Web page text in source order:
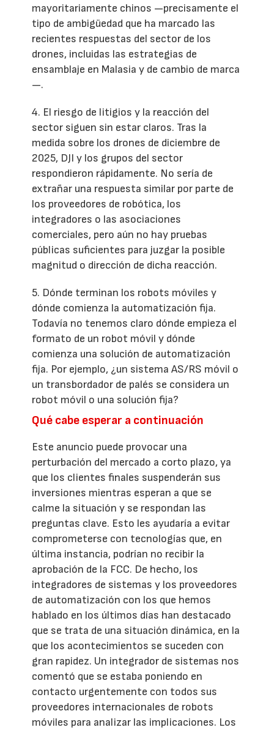
mayoritariamente chinos —precisamente el
tipo de ambigüedad que ha marcado las
recientes respuestas del sector de los
drones, incluidas las estrategias de
ensamblaje en Malasia y de cambio de marca
—.
4. El riesgo de litigios y la reacción del
sector siguen sin estar claros. Tras la
medida sobre los drones de diciembre de
2025, DJI y los grupos del sector
respondieron rápidamente. No sería de
extrañar una respuesta similar por parte de
los proveedores de robótica, los
integradores o las asociaciones
comerciales, pero aún no hay pruebas
públicas suficientes para juzgar la posible
magnitud o dirección de dicha reacción.
5. Dónde terminan los robots móviles y
dónde comienza la automatización fija.
Todavía no tenemos claro dónde empieza el
formato de un robot móvil y dónde
comienza una solución de automatización
fija. Por ejemplo, ¿un sistema AS/RS móvil o
un transbordador de palés se considera un
robot móvil o una solución fija?
Qué cabe esperar a continuación
Este anuncio puede provocar una
perturbación del mercado a corto plazo, ya
que los clientes finales suspenderán sus
inversiones mientras esperan a que se
calme la situación y se respondan las
preguntas clave. Esto les ayudaría a evitar
comprometerse con tecnologías que, en
última instancia, podrían no recibir la
aprobación de la FCC. De hecho, los
integradores de sistemas y los proveedores
de automatización con los que hemos
hablado en los últimos días han destacado
que se trata de una situación dinámica, en la
que los acontecimientos se suceden con
gran rapidez. Un integrador de sistemas nos
comentó que se estaba poniendo en
contacto urgentemente con todos sus
proveedores internacionales de robots
móviles para analizar las implicaciones. Los